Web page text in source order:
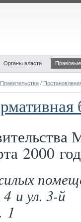
Органы власти
/
2000
и ул. 3-й
1